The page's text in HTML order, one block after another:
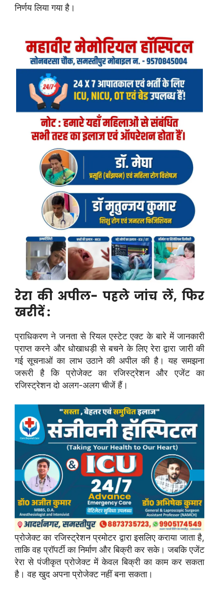
निर्णय लिया गया है।
रेरा की अपील- पहले जांच लें, फिर
खरीदें :
प्राधिकरण ने जनता से रियल एस्टेट एक्ट के बारे में जानकारी
प्राप्त करने और धोखाधड़ी से बचने के लिए रेरा द्वारा जारी की
गई सूचनाओं का लाभ उठाने की अपील की है। यह समझना
जरूरी है कि प्रोजेक्ट का रजिस्ट्रेशन और एजेंट का
रजिस्ट्रेशन दो अलग-अलग चीजें हैं।
प्रोजेक्ट का रजिस्ट्रेशन प्रमोटर द्वारा इसलिए कराया जाता है,
ताकि वह प्रॉपर्टी का निर्माण और बिक्री कर सके। जबकि एजेंट
रेरा से पंजीकृत प्रोजेक्ट में केवल बिक्री का काम कर सकता
है। वह खुद अपना प्रोजेक्ट नहीं बना सकता।